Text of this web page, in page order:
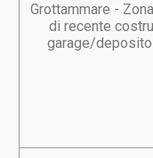
Grottammare -
di recente
garage/deposito